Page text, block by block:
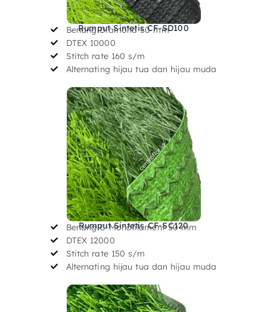
Rumput Sintetis CF-SD100
Benang Diamond 50 mm
DTEX 10000
Stitch rate 160 s/m
Alternating hijau tua dan hijau muda
Rumput Sintetis CF-SC120
Benang C-Monofilament 50 mm
DTEX 12000
Stitch rate 150 s/m
Alternating hijau tua dan hijau muda